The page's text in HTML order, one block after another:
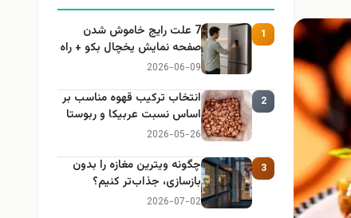
1
7 علت رایج خاموش شدن
صفحه نمایش یخچال بکو + راه
حل
2026-06-09
2
انتخاب ترکیب قهوه مناسب بر
اساس نسبت عربیکا و ربوستا
2026-05-26
3
چگونه ویترین مغازه را بدون
بازسازی، جذاب‌تر کنیم؟
2026-07-02